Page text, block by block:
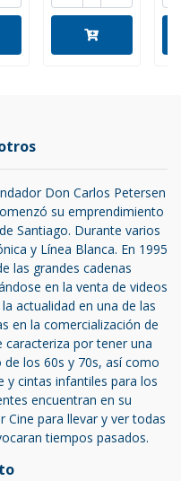
Don Carlos Petersen
su emprendimiento
Santiago. Durante varios
y Línea Blanca. En 1995
las grandes cadenas
en la venta de videos
actualidad en una de las
en la comercialización de
caracteriza por tener una
de los 60s y 70s, así como
y cintas infantiles para los
encuentran en su
para llevar y ver todas
tiempos pasados.